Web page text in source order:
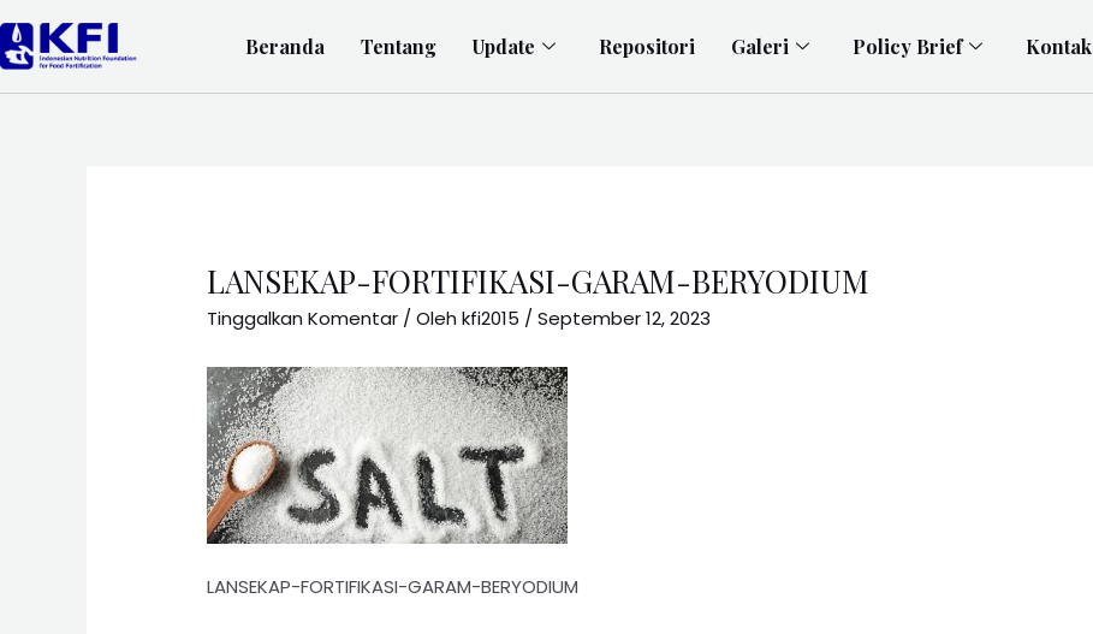
Beranda Tentang Update Repositori Galeri Policy Brief Kontak
LANSEKAP-FORTIFIKASI-GARAM-BERYODIUM
Tinggalkan Komentar / Olehkfi2015 /September 12, 2023
LANSEKAP-FORTIFIKASI-GARAM-BERYODIUM